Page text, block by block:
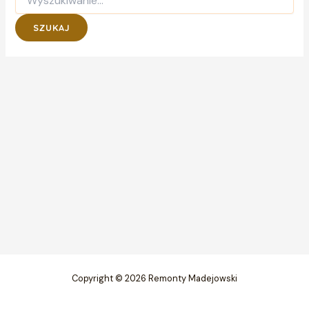
dla:
Copyright © 2026 Remonty Madejowski